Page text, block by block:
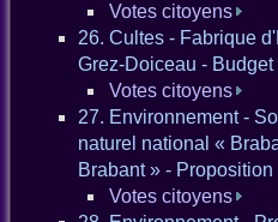
Votes citoyens
26. Cultes - Fabrique
Grez-Doiceau -
Votes citoyens
27. Environnement -
naturel national «
Brabant » -
Votes citoyens